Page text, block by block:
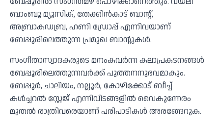
ബാംബൂ മ്യൂസിക്, തേക്കിൻകാട് ബാന്റ്,
അബ്രാകഡബ്ര, ഹണി ഡ്രോപ്പ് എന്നിവയാണ്
ബേപ്പൂരിലെത്തുന്ന പ്രമുഖ ബാന്റുകൾ.
സംഗീതാസ്വാദകരുടെ മനംകവർന്ന കലാപ്രകടനങ്ങൾ
ബേപ്പൂരിലെത്തുന്നവർക്ക് പുത്തനനുഭവമാകും.
ബേപ്പൂർ, ചാലിയം, നല്ലൂർ, കോഴിക്കോട് ബീച്ച്
കൾച്ചറൽ സ്റ്റേജ് എന്നിവിടങ്ങളിൽ വെെകുന്നേരം
മുതൽ രാത്രിവരെയാണ് പരിപാടികൾ അരങ്ങേറുക.